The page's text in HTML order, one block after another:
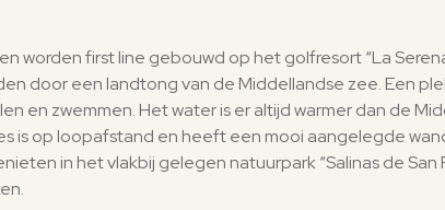
first line gebouwd op het golfresort “La
door een landtong van de Middellandse zee. Een
en zwemmen. Het water is er altijd warmer dan de
is op loopafstand en heeft een mooi aangelegde
in het vlakbij gelegen natuurpark “Salinas de